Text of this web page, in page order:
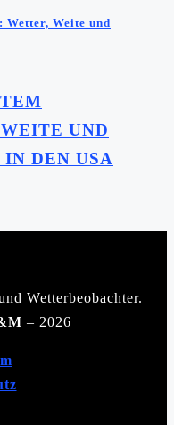
UND
DEN USA
Wetterbeobachter.
– 2026